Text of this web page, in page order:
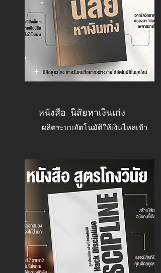
หนังสือ นิสัยหาเงินเก่ง
ผลิตระบบอัตโนมัติให้เงินไหลเข้า